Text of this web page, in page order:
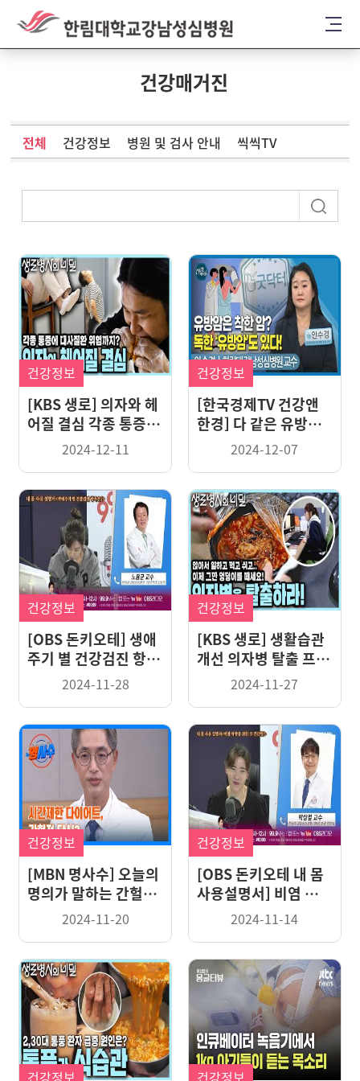
건강매거진
전체 건강정보 병원 및 검사 안내 씩씩TV
건강정보
[KBS 생로] 의자와 헤
어질 결심 각종 통증에
대사질환 위험까지 좌
2024-12-11
건강정보
[한국경제TV 건강앤
한경] 다 같은 유방암
이 아니다, 내게 맞는
2024-12-07
건강정보
[OBS 돈키오테] 생애
주기 별 건강검진 항목
2024-11-28
건강정보
[KBS 생로] 생활습관
개선 의자병 탈출 프로
2024-11-27
건강정보
[MBN 명사수] 오늘의
명의가 말하는 간헐적
2024-11-20
건강정보
[OBS 돈키오테 내 몸
사용설명서] 비염 예방
을 위한 코 건강법!
2024-11-14
건강정보 건강정보